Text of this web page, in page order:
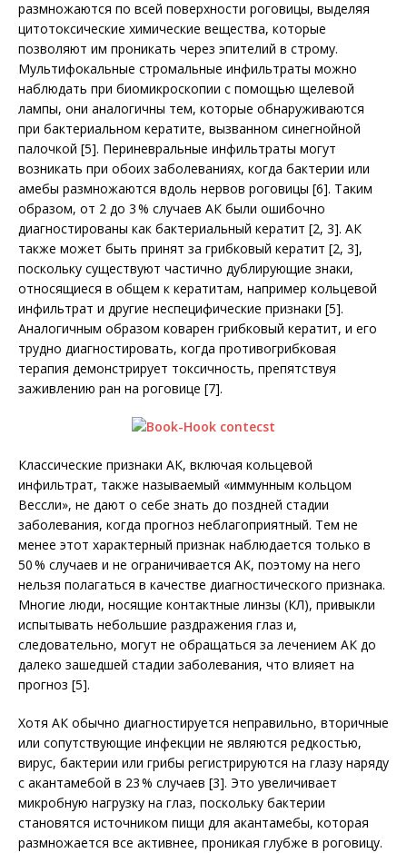
размножаются по всей поверхности роговицы, выделяя
цитотоксические химические вещества, которые
позволяют им проникать через эпителий в строму.
Мультифокальные стромальные инфильтраты можно
наблюдать при биомикроскопии с помощью щелевой
лампы, они аналогичны тем, которые обнаруживаются
при бактериальном кератите, вызванном синегнойной
палочкой [5]. Периневральные инфильтраты могут
возникать при обоих заболеваниях, когда бактерии или
амебы размножаются вдоль нервов роговицы [6]. Таким
образом, от 2 до 3 % случаев АК были ошибочно
диагностированы как бактериальный кератит [2, 3]. АК
также может быть принят за грибковый кератит [2, 3],
поскольку существуют частично дублирующие знаки,
относящиеся в общем к кератитам, например кольцевой
инфильтрат и другие неспецифические признаки [5].
Аналогичным образом коварен грибковый кератит, и его
трудно диагностировать, когда противогрибковая
терапия демонстрирует токсичность, препятствуя
заживлению ран на роговице [7].
Классические признаки АК, включая кольцевой
инфильтрат, также называемый «иммунным кольцом
Вессли», не дают о себе знать до поздней стадии
заболевания, когда прогноз неблагоприятный. Тем не
менее этот характерный признак наблюдается только в
50 % случаев и не ограничивается АК, по­этому на него
нельзя полагаться в качестве диагностического признака.
Многие люди, носящие контактные линзы (КЛ), привыкли
испытывать небольшие раздражения глаз и,
следовательно, могут не обращаться за лечением АК до
далеко зашедшей стадии заболевания, что влияет на
прогноз [5].
Хотя АК обычно диагностируется неправильно, вторичные
или сопутствующие инфекции не являются редкостью,
вирус, бактерии или грибы регистрируются на глазу наряду
с акантамебой в 23 % случаев [3]. Это увеличивает
микробную нагрузку на глаз, поскольку бактерии
становятся источником пищи для акантамебы, которая
размножается все активнее, проникая глубже в роговицу.